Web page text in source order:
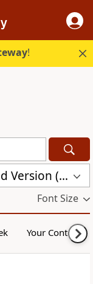
!
Vietnamese Bible: Easy-to-Read Version (BPT)
Font Size
Your Content